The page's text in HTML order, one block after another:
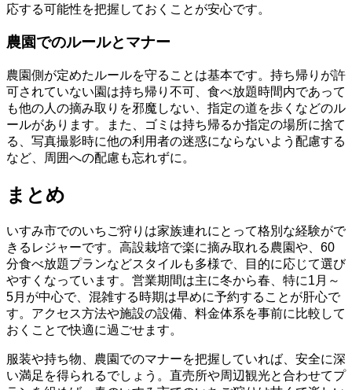
応する可能性を把握しておくことが安心です。
農園でのルールとマナー
農園側が定めたルールを守ることは基本です。持ち帰りが許
可されていない園は持ち帰り不可、食べ放題時間内であって
も他の人の摘み取りを邪魔しない、指定の道を歩くなどのル
ールがあります。また、ゴミは持ち帰るか指定の場所に捨て
る、写真撮影時に他の利用者の迷惑にならないよう配慮する
など、周囲への配慮も忘れずに。
まとめ
いすみ市でのいちご狩りは家族連れにとって格別な経験がで
きるレジャーです。高設栽培で楽に摘み取れる農園や、60
分食べ放題プランなどスタイルも多様で、目的に応じて選び
やすくなっています。営業期間は主に冬から春、特に1月～
5月が中心で、混雑する時期は早めに予約することが肝心で
す。アクセス方法や施設の設備、料金体系を事前に比較して
おくことで快適に過ごせます。
服装や持ち物、農園でのマナーを把握していれば、安全に深
い満足を得られるでしょう。直売所や周辺観光と合わせてプ